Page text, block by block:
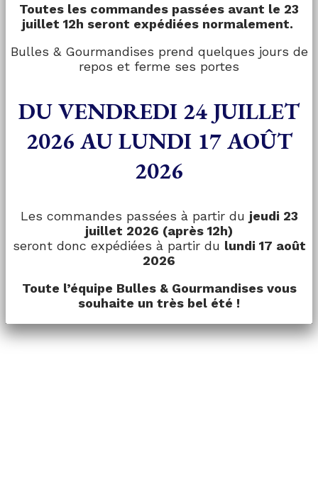
Toutes les commandes passées avant le 23
juillet 12h seront expédiées normalement.
Bulles & Gourmandises prend quelques jours de
repos et ferme ses portes
DU VENDREDI 24 JUILLET
2026 AU LUNDI 17 AOÛT
2026
Les commandes passées à partir du jeudi 23
juillet 2026 (après 12h)
seront donc expédiées à partir du lundi 17 août
2026
Toute l’équipe Bulles & Gourmandises vous
souhaite un très bel été !